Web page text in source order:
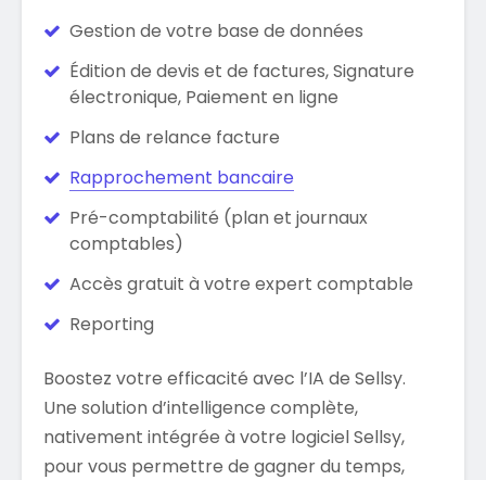
Gestion de votre base de données
Édition de devis et de factures, Signature
électronique, Paiement en ligne
Plans de relance facture
Rapprochement bancaire
Pré-comptabilité (plan et journaux
comptables)
Accès gratuit à votre expert comptable
Reporting
Boostez votre efficacité avec l’IA de Sellsy.
Une solution d’intelligence complète,
nativement intégrée à votre logiciel Sellsy,
pour vous permettre de gagner du temps,